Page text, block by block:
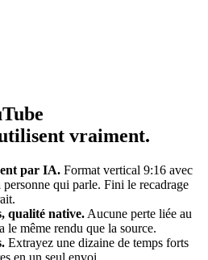
vraiment.
par IA. Format vertical 9:16 avec
qui parle. Fini le recadrage
qualité native. Aucune perte liée au
le même rendu que la source.
Extrayez une dizaine de temps forts
en un seul envoi.